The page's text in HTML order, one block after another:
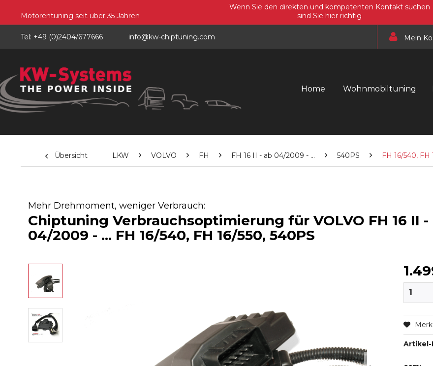
Motorentuning seit über 35 Jahren
Wenn Sie den direkten und kompetenten Kontakt suchen
sind Sie hier richtig
Tel: +49 (0)2404/677666 info@kw-chiptuning.com Mein
Home Wohnmobiltuning
Übersicht LKW VOLVO FH FH 16 II - ab 04/2009 - ... 540PS FH 16/540, FH
Mehr Drehmoment, weniger Verbrauch:
Chiptuning Verbrauchsoptimierung für VOLVO FH 16 II -
04/2009 - ... FH 16/540, FH 16/550, 540PS
Artikel-